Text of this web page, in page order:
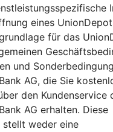
eines
für das
und
AG, die Sie
den Kundenservice
AG erhalten. Diese
weder eine